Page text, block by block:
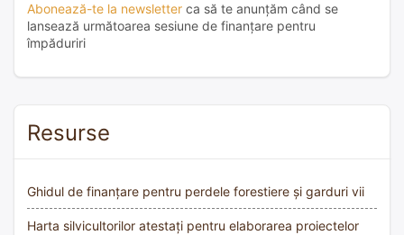
Abonează-te la newsletter ca să te anunțăm când se
lansează următoarea sesiune de finanțare pentru
împăduriri
Resurse
Ghidul de finanțare pentru perdele forestiere și garduri vii
Harta silvicultorilor atestați pentru elaborarea proiectelor